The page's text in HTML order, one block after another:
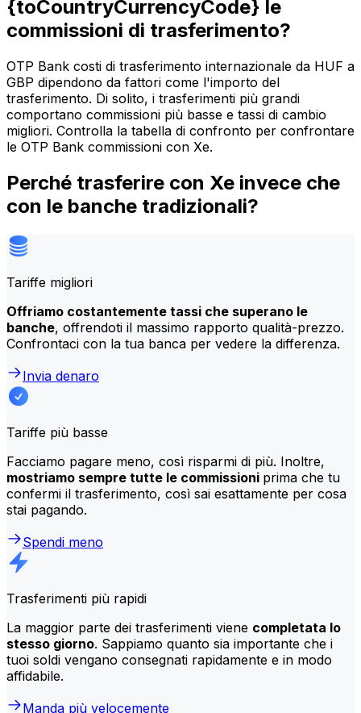
{toCountryCurrencyCode} le
commissioni di trasferimento?
OTP Bank costi di trasferimento internazionale da HUF a
GBP dipendono da fattori come l'importo del
trasferimento. Di solito, i trasferimenti più grandi
comportano commissioni più basse e tassi di cambio
migliori. Controlla la tabella di confronto per confrontare
le OTP Bank commissioni con Xe.
Perché trasferire con Xe invece che
con le banche tradizionali?
Tariffe migliori
Offriamo costantemente tassi che superano le
banche, offrendoti il massimo rapporto qualità-prezzo.
Confrontaci con la tua banca per vedere la differenza.
Invia denaro
Tariffe più basse
Facciamo pagare meno, così risparmi di più. Inoltre,
mostriamo sempre tutte le commissioni prima che tu
confermi il trasferimento, così sai esattamente per cosa
stai pagando.
Spendi meno
Trasferimenti più rapidi
La maggior parte dei trasferimenti viene completata lo
stesso giorno. Sappiamo quanto sia importante che i
tuoi soldi vengano consegnati rapidamente e in modo
affidabile.
Manda più velocemente